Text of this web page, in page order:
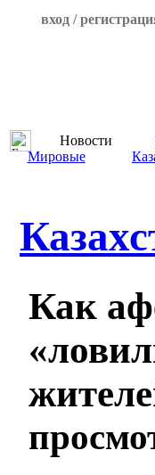
вход /
Новости
Мировые
Как